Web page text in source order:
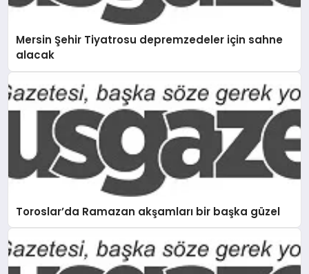
Mersin Şehir Tiyatrosu depremzedeler için sahne
alacak
Toroslar’da Ramazan akşamları bir başka güzel